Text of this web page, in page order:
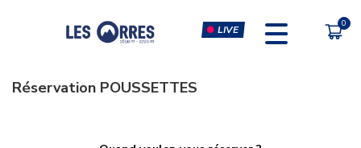
LIVE
Réservation POUSSETTES